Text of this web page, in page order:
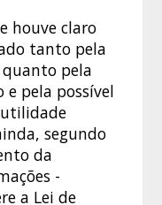
houve claro
tanto pela
pela
pela possível
segundo
da
-
a Lei de